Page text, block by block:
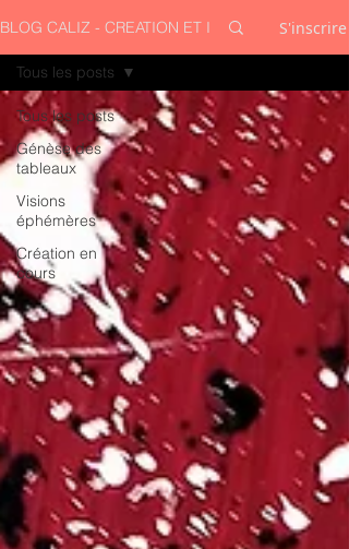
BLOG CALIZ - CREATION ET INSPIRATIONS'inscrire
Tous les posts
Génèse des
tableaux
Visions
éphémères
Création en
cours
Tous les posts